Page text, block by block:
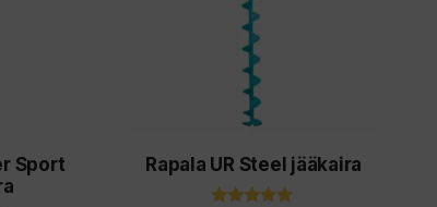
Sport
Rapala UR Steel jääkaira
tuotteen